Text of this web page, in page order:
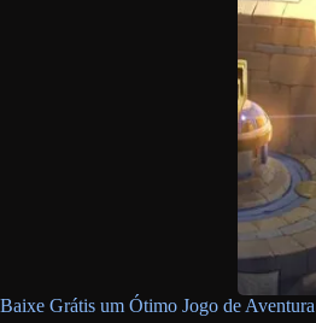
Baixe Grátis um Ótimo Jogo de Aventura